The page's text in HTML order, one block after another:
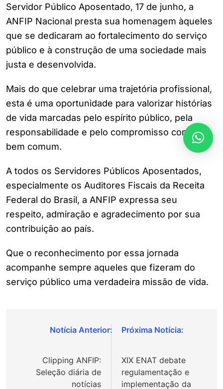
Servidor Público Aposentado, 17 de junho, a
ANFIP Nacional presta sua homenagem àqueles
que se dedicaram ao fortalecimento do serviço
público e à construção de uma sociedade mais
justa e desenvolvida.
Mais do que celebrar uma trajetória profissional,
esta é uma oportunidade para valorizar histórias
de vida marcadas pelo espírito público, pela
responsabilidade e pelo compromisso com o
bem comum.
A todos os Servidores Públicos Aposentados,
especialmente os Auditores Fiscais da Receita
Federal do Brasil, a ANFIP expressa seu
respeito, admiração e agradecimento por sua
contribuição ao país.
Que o reconhecimento por essa jornada
acompanhe sempre aqueles que fizeram do
serviço público uma verdadeira missão de vida.
Navegação
Post
Clipping ANFIP:
Seleção diária de
notícias
XIX ENAT debate
regulamentação e
implementação da